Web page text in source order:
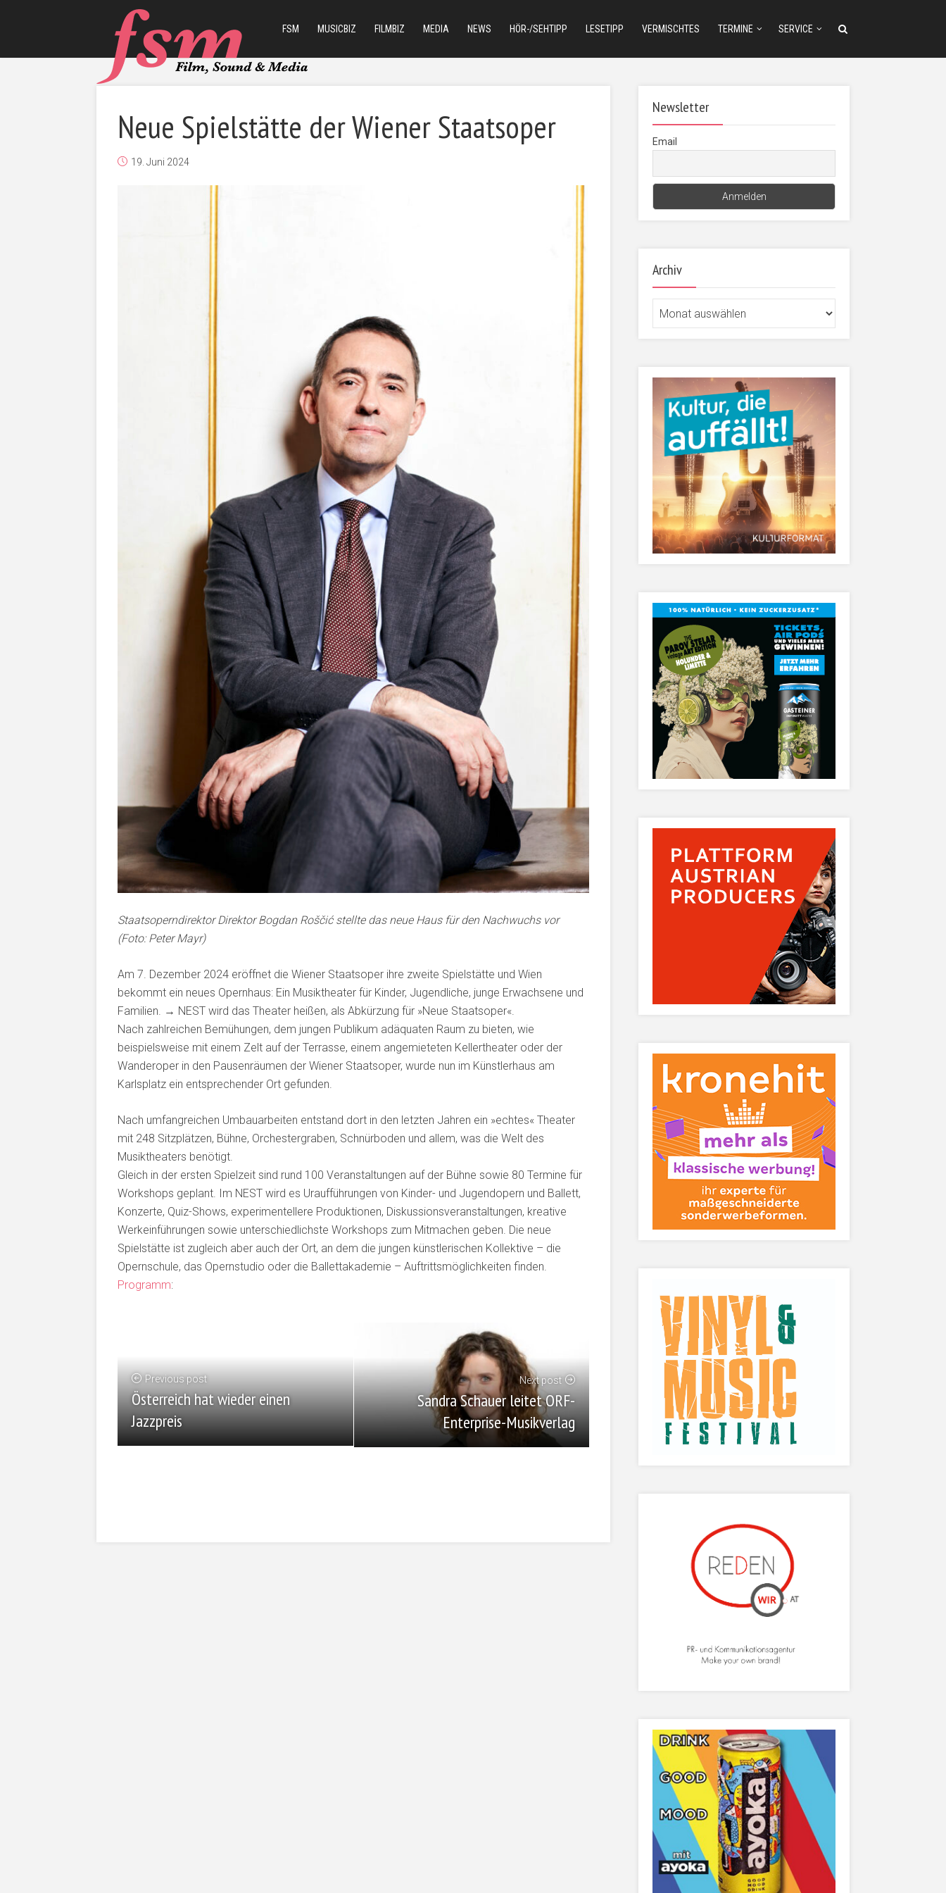
FSM MUSICBIZ FILMBIZ MEDIA NEWS HÖR-/SEHTIPP LESETIPP VERMISCHTES TERMINE SERVICE
Neue Spielstätte der Wiener Staatsoper
19. Juni 2024
Staatsoperndirektor Direktor Bogdan Roščić stellte das neue Haus für den Nachwuchs vor
(Foto: Peter Mayr)
Am 7. Dezember 2024 eröffnet die Wiener Staatsoper ihre zweite Spielstätte und Wien
bekommt ein neues Opernhaus: Ein Musiktheater für Kinder, Jugendliche, junge Erwachsene und
Familien. → NEST wird das Theater heißen, als Abkürzung für »Neue Staatsoper«.
Nach zahlreichen Bemühungen, dem jungen Publikum adäquaten Raum zu bieten, wie
beispielsweise mit einem Zelt auf der Terrasse, einem angemieteten Kellertheater oder der
Wanderoper in den Pausenräumen der Wiener Staatsoper, wurde nun im Künstlerhaus am
Karlsplatz ein entsprechender Ort gefunden.
Nach umfangreichen Umbauarbeiten entstand dort in den letzten Jahren ein »echtes« Theater
mit 248 Sitzplätzen, Bühne, Orchestergraben, Schnürboden und allem, was die Welt des
Musiktheaters benötigt.
Gleich in der ersten Spielzeit sind rund 100 Veranstaltungen auf der Bühne sowie 80 Termine für
Workshops geplant. Im NEST wird es Uraufführungen von Kinder- und Jugendopern und Ballett,
Konzerte, Quiz-Shows, experimentellere Produktionen, Diskussionsveranstaltungen, kreative
Werkeinführungen sowie unterschiedlichste Workshops zum Mitmachen geben. Die neue
Spielstätte ist zugleich aber auch der Ort, an dem die jungen künstlerischen Kollektive – die
Opernschule, das Opernstudio oder die Ballettakademie – Auftrittsmöglichkeiten finden.
Programm:
Previous post
Österreich hat wieder einen
Jazzpreis
Next post
Sandra Schauer leitet ORF-
Enterprise-Musikverlag
Newsletter
Email
Archiv
Archiv